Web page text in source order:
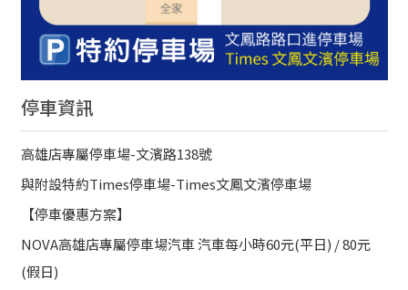
停車資訊
高雄店專屬停車場-文濱路138號
與附設特約Times停車場-Times文鳳文濱停車場
【停車優惠方案】
NOVA高雄店專屬停車場汽車 汽車每小時60元(平日) / 80元
(假日)